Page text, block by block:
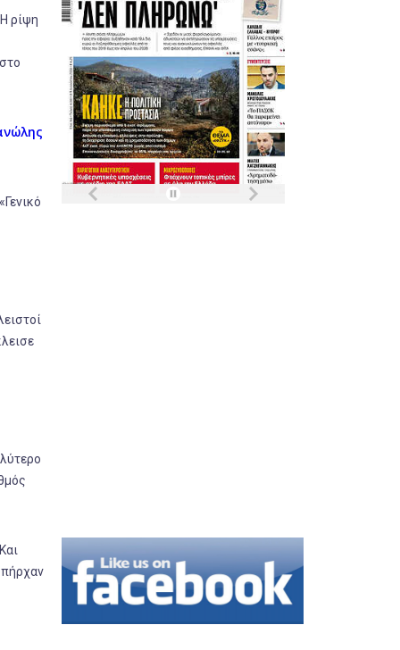
ρίψη